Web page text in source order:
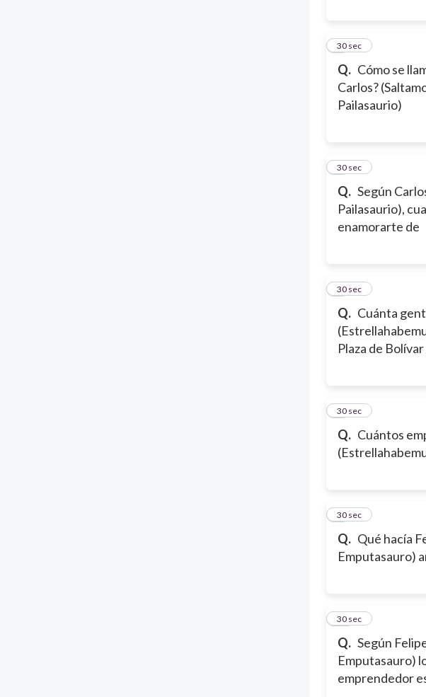
Q. Cómo se
Carlos?
Pailasaurio)
5
30 sec
Q. Según
Pailasaurio),
enamorarte de
6
30 sec
Q. Cuánta
Plaza de
7
30 sec
Q. Cuántos
8
30 sec
Q. Qué hacía
Emputasauro)
9
30 sec
Q. Según
Emputasauro)
emprendedor
10
30 sec